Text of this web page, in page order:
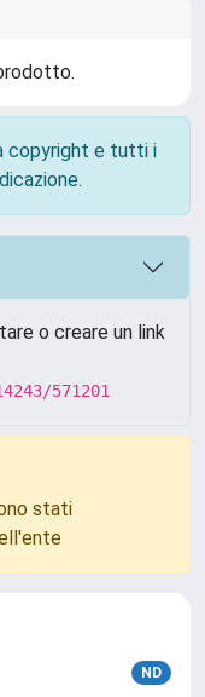
copyright e tutti i
o creare un link
571201
stati
ND